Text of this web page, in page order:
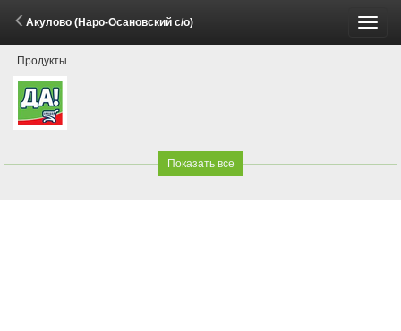
Акулово (Наро-Осановский с/о)
Продукты
Показать все